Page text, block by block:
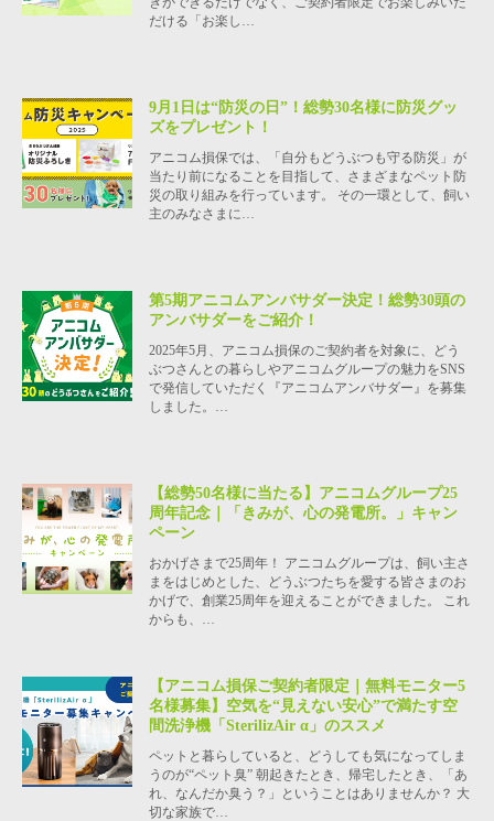
だける「お楽し…
9月1日は“防災の日”！総勢30名様に防災グッ
ズをプレゼント！
アニコム損保では、「自分もどうぶつも守る防災」が
当たり前になることを目指して、さまざまなペット防
災の取り組みを行っています。 その一環として、飼い
主のみなさまに…
第5期アニコムアンバサダー決定！総勢30頭の
アンバサダーをご紹介！
2025年5月、アニコム損保のご契約者を対象に、どう
ぶつさんとの暮らしやアニコムグループの魅力をSNS
で発信していただく『アニコムアンバサダー』を募集
しました。…
【総勢50名様に当たる】アニコムグループ25
周年記念｜「きみが、心の発電所。」キャン
ペーン
おかげさまで25周年！ アニコムグループは、飼い主さ
まをはじめとした、どうぶつたちを愛する皆さまのお
かげで、創業25周年を迎えることができました。 これ
からも、…
【アニコム損保ご契約者限定｜無料モニター5
名様募集】空気を“見えない安心”で満たす空
間洗浄機「SterilizAir α」のススメ
ペットと暮らしていると、どうしても気になってしま
うのが“ペット臭” 朝起きたとき、帰宅したとき、「あ
れ、なんだか臭う？」ということはありませんか？ 大
切な家族で…